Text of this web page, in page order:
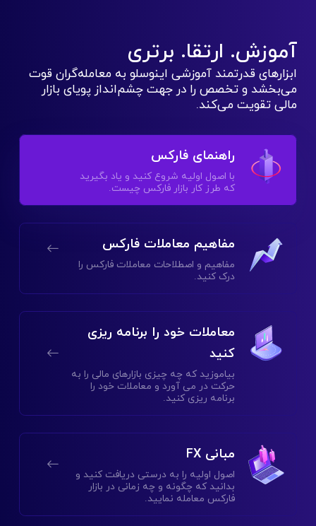
آموزش. ارتقا. برتری
ابزارهای قدرتمند آموزشی اینوسلو به معامله‌گران قوت
می‌بخشد و تخصص را در جهت‌ چشم‌انداز پویای بازار
مالی تقویت می‌کند.
راهنمای فارکس
با اصول اولیه شروع کنید و یاد بگیرید
که طرز کار بازار فارکس چیست.
مفاهیم معاملات فارکس
مفاهیم و اصطلاحات معاملات فارکس را
درک کنید.
معاملات خود را برنامه ریزی
کنید
بیاموزید که چه چیزی بازارهای مالی را به
حرکت در می آورد و معاملات خود را
برنامه ریزی کنید.
مبانی FX
اصول اولیه را به درستی دریافت کنید و
بدانید که چگونه و چه زمانی در بازار
فارکس معامله نمایید.